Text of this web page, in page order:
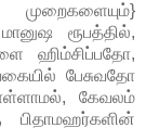
ரூபத்தில்,
ஹிம்சிப்பதோ,
பேசுவதோ
கேவலம்
பிதாமஹர்களின்